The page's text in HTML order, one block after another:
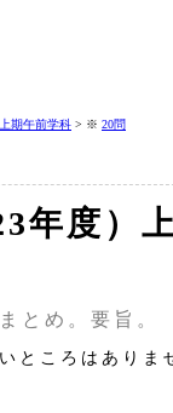
期午前学科 > ※ 20問
年度）
とめ。要旨。
ころはありま